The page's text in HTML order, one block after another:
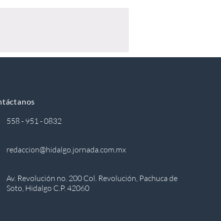
558 - 951 - 0832
redaccion@hidalgo.jornada.com.mx
Av. Revolución no. 200 Col. Revolución, Pachuca de
Soto, Hidalgo C.P. 42060